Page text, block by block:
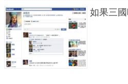
如果三